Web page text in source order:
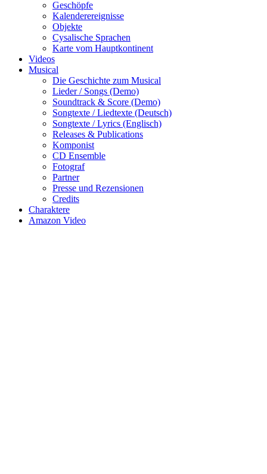
Geschöpfe
Kalenderereignisse
Objekte
Cysalische Sprachen
Karte vom Hauptkontinent
Videos
Musical
Die Geschichte zum Musical
Lieder / Songs (Demo)
Soundtrack & Score (Demo)
Songtexte / Liedtexte (Deutsch)
Songtexte / Lyrics (Englisch)
Releases & Publications
Komponist
CD Ensemble
Fotograf
Partner
Presse und Rezensionen
Credits
Charaktere
Amazon Video